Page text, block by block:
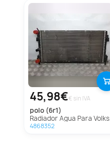
45,98€€ sin IVA
polo (6r1)
Radiador Agua Para Volkswagen Polo
4868352